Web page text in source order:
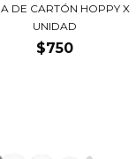
DE CARTÓN HOPPY X
UNIDAD
$750